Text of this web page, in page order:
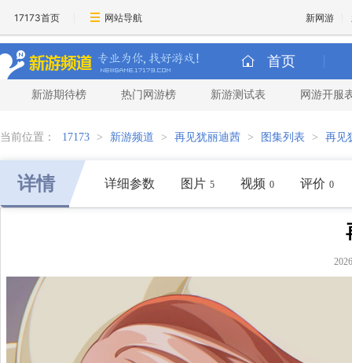
17173首页 网站导航 新网游
首页
新游期待榜 热门网游榜 新游测试表 网游开服
当前位置： 17173 > 新游频道 > 再见犹丽迪茜 > 图集列表 > 再见
详情 详细参数 图片 5 视频 0 评价 0